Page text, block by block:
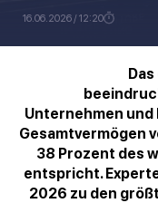
12:20 / 16.06.2026
Unternehmen
Gesamtvermögen
38 Prozent des
entspricht.
2026 zu den